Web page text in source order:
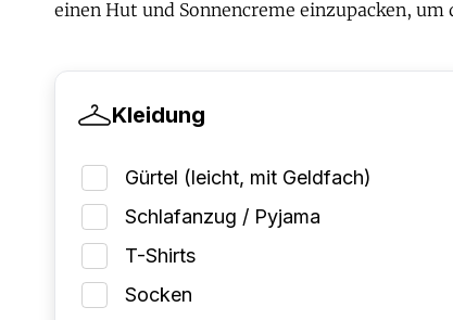
einen Hut und Sonnencreme einzupacken, um
Kleidung
Gürtel (leicht, mit Geldfach)
Schlafanzug / Pyjama
T-Shirts
Socken